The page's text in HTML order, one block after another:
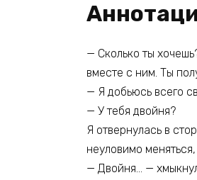
— Сколько ты
вместе с ним. Ты
— Я добьюсь всего
— У тебя двойня?
Я отвернулась в
неуловимо
— Двойня… —